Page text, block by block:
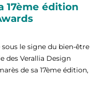
17ème édition
le signe du bien-être
des Verallia Design
de sa 17ème édition,